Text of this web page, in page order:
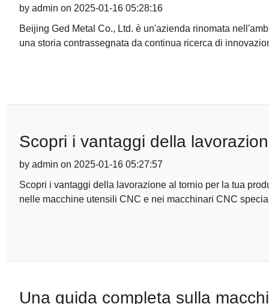
by admin on 2025-01-16 05:28:16
Beijing Ged Metal Co., Ltd. è un'azienda rinomata
una storia contrassegnata da continua ricerca di
Scopri i vantaggi della
by admin on 2025-01-16 05:27:57
Scopri i vantaggi della lavorazione al tornio per la tua
nelle macchine utensili CNC e nei macchinari CNC
Una guida completa sulla